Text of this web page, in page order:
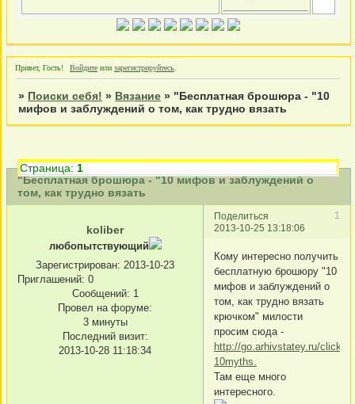
Привет, Гость! Войдите или зарегистрируйтесь
» Поиски себя! » Вязание » "Бесплатная брошюра - "10
мифов и заблуждений о том, как трудно вязать
"Бесплатная брошюра - "10 мифов и заблуждений о
том, как трудно вязать
Страница: 1
Поделиться
1
2013-10-25 13:18:06
koliber
любопытствующий
Зарегистрирован: 2013-10-23
Приглашений: 0
Сообщений: 1
Провел на форуме:
3 минуты
Последний визит:
2013-10-28 11:18:34
Кому интересно получить
бесплатную брошюру "10
мифов и заблуждений о
том, как трудно вязать
крючком" милости
просим сюда -
http://go.arhivstatey.ru/click/
10myths.
Там еще много
интересного.